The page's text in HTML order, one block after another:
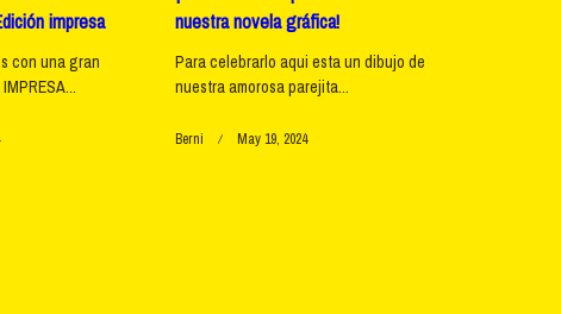
impresa
con una gran
nuestra novela gráfica!
Para celebrarlo aqui esta un dibujo de
nuestra amorosa parejita...
Berni May 19, 2024